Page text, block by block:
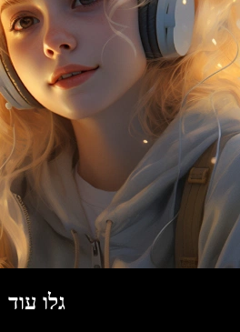
גלו עוד